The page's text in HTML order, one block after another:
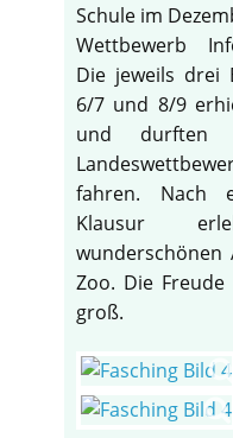
Schule im
Wettbewerb
Die jeweils drei
6/7 und 8/9
und durften
fahren. Nach
Klausur
wunderschönen
Zoo. Die
groß.